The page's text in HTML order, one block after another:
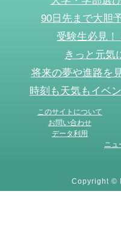
90日先まで大胆
受験生必見
きっと元気
将来の夢や進路を
時刻も天気もイベ
このサイトについて
お問い合わせ
データ利用
ニュ
Copyright ©